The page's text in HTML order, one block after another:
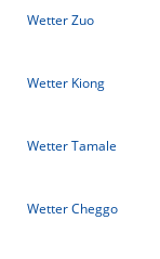
Wetter Zuo
Wetter Kiong
Wetter Tamale
Wetter Cheggo